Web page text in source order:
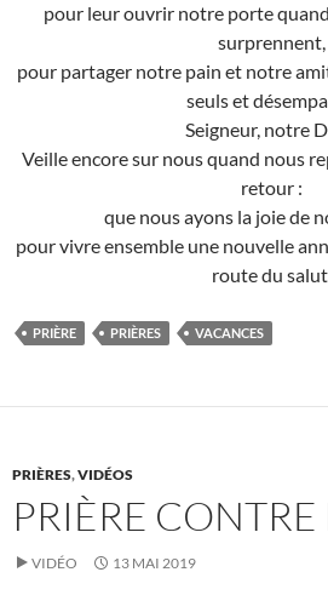
pour leur ouvrir notre porte quand
surprennent,
pour partager notre pain et notre
seuls et
Seigneur, notre
Veille encore sur nous quand nous
retour :
que nous ayons la joie de
pour vivre ensemble une nouvelle
route du
PRIÈRE PRIÈRES VACANCES
PRIÈRES,VIDÉOS
PRIÈRE CONTRE
VIDÉO 13 MAI 2019